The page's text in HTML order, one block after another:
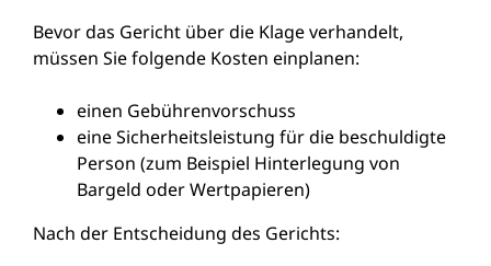
Bevor das Gericht über die Klage verhandelt,
müssen Sie folgende Kosten einplanen:
einen Gebührenvorschuss
eine Sicherheitsleistung für die beschuldigte
Person (zum Beispiel Hinterlegung von
Bargeld oder Wertpapieren)
Nach der Entscheidung des Gerichts: